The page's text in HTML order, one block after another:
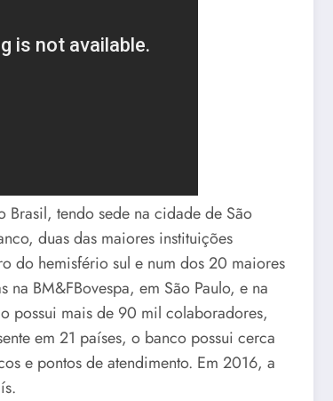
tendo sede na cidade de São
duas das maiores instituições
do hemisfério sul e num dos 20 maiores
BM&FBovespa, em São Paulo, e na
possui mais de 90 mil colaboradores,
em 21 países, o banco possui cerca
e pontos de atendimento. Em 2016, a